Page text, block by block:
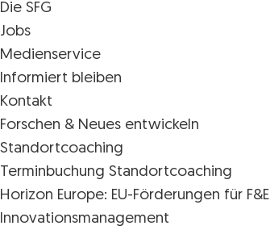
Die SFG
Jobs
Medienservice
Informiert bleiben
Kontakt
Forschen & Neues entwickeln
Standortcoaching
Terminbuchung Standortcoaching
Horizon Europe: EU-Förderungen für F&E
Innovations­management